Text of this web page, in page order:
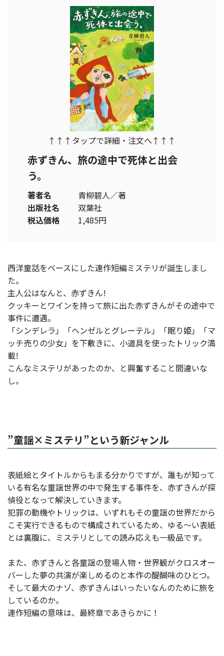
↑↑↑タップで詳細・注文へ↑↑↑
赤ずきん、旅の途中で死体と出会
う。
著者名
青柳碧人／著
出版社名
双葉社
税込価格
1,485円
西洋童話をベースにした連作短編ミステリが誕生しまし
た。
主人公はなんと、赤ずきん!
クッキーとワインを持って旅に出た赤ずきんがその途中で
事件に遭遇。
「シンデレラ」「ヘンゼルとグレーテル」「眠り姫」「マ
ッチ売りの少女」を下敷きに、小道具を使ったトリック満
載!
こんなミステリがあったのか、と興奮すること間違いな
し。
”童謡×ミステリ”という新ジャンル
表紙絵とタイトルからもまる分かりですが、誰もが知って
いる有名な童謡世界の中で発生する事件を、赤ずきんが探
偵役となって解決していきます。
犯罪の動機やトリックは、いずれもその童謡の世界だから
こそ実行できるもので構成されているため、ゆる～い表紙
とは裏腹に、ミステリとしての読み応えも一級品です。
また、赤ずきんと各童謡の登場人物・世界観がクロスオー
バーした夢の共演が楽しめるのと本作の醍醐味のひとつ。
そして最大のナゾ、赤ずきんはいったいなんのために旅を
しているのか。
連作短編の意味は、最終章であきらかに！